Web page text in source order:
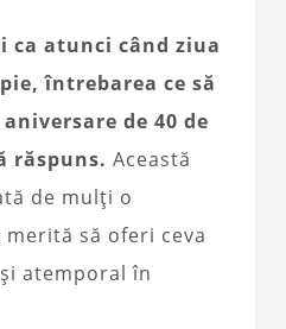
ca atunci când ziua
întrebarea ce să
de 40 de
răspuns. Această
de mulți o
să oferi ceva
atemporal în